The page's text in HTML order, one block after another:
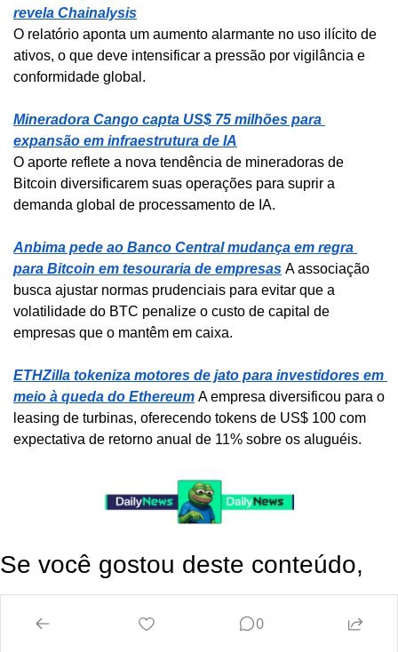
revela Chainalysis
O relatório aponta um aumento alarmante no uso ilícito de
ativos, o que deve intensificar a pressão por vigilância e
conformidade global.
Mineradora Cango capta US$ 75 milhões para
expansão em infraestrutura de IA
O aporte reflete a nova tendência de mineradoras de
Bitcoin diversificarem suas operações para suprir a
demanda global de processamento de IA.
Anbima pede ao Banco Central mudança em regra
para Bitcoin em tesouraria de empresas A associação
busca ajustar normas prudenciais para evitar que a
volatilidade do BTC penalize o custo de capital de
empresas que o mantêm em caixa.
ETHZilla tokeniza motores de jato para investidores em
meio à queda do Ethereum A empresa diversificou para o
leasing de turbinas, oferecendo tokens de US$ 100 com
expectativa de retorno anual de 11% sobre os aluguéis.
Se você gostou deste conteúdo,
0